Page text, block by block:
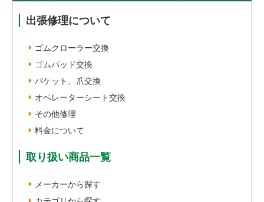
出張修理について
ゴムクローラー交換
ゴムパッド交換
バケット、爪交換
オペレーターシート交換
その他修理
料金について
取り扱い商品一覧
メーカーから探す